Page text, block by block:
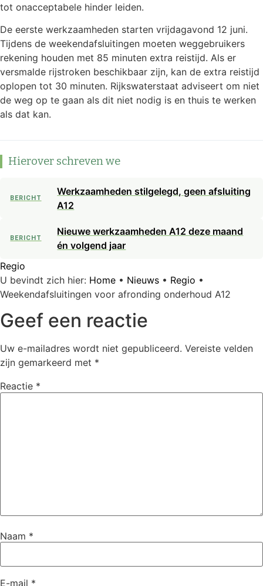
tot onacceptabele hinder leiden.
De eerste werkzaamheden starten vrijdagavond 12 juni.
Tijdens de weekendafsluitingen moeten weggebruikers
rekening houden met 85 minuten extra reistijd. Als er
versmalde rijstroken beschikbaar zijn, kan de extra reistijd
oplopen tot 30 minuten. Rijkswaterstaat adviseert om niet
de weg op te gaan als dit niet nodig is en thuis te werken
als dat kan.
Hierover schreven we
BERICHT
Werkzaamheden stilgelegd, geen afsluiting
A12
BERICHT
Nieuwe werkzaamheden A12 deze maand
én volgend jaar
Regio
U bevindt zich hier: Home • Nieuws • Regio •
Weekendafsluitingen voor afronding onderhoud A12
Geef een reactie
Uw e-mailadres wordt niet gepubliceerd. Vereiste velden
zijn gemarkeerd met *
Reactie *
Naam *
E-mail *